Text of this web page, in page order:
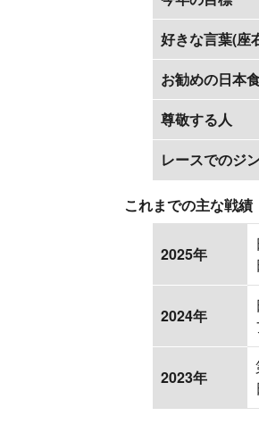
好きな言葉(座
お勧めの日本
尊敬する人
レースでのジ
これまでの主な戦績
2025年
2024年
2023年